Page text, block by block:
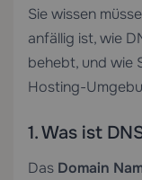
Sie wissen
anfällig ist, wie
behebt, und wie
Hosting-
1. Was ist
Das Domain